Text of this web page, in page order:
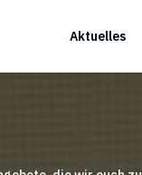
Aktuelles